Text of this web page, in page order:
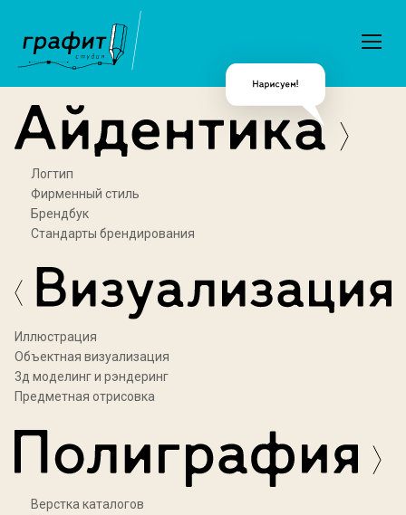
Логтип
Фирменный стиль
Брендбук
Стандарты брендирования
Иллюстрация
Объектная визуализация
3д моделинг и рэндеринг
Предметная отрисовка
Верстка каталогов